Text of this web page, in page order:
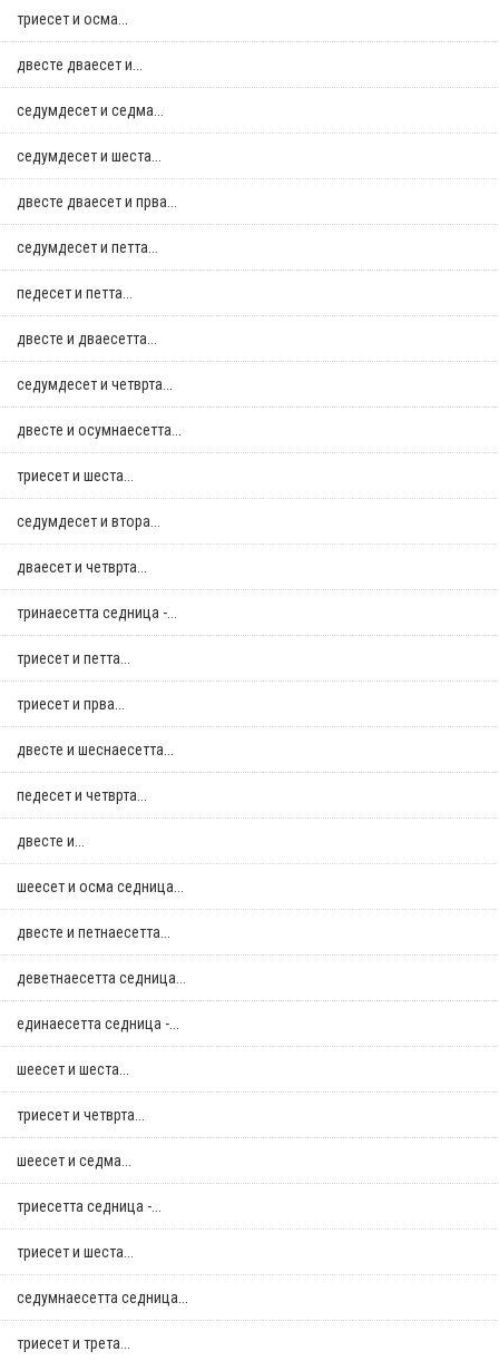
триесет и осма...
двестe дваесет и...
седумдесет и седма...
седумдесет и шеста...
двестe дваесет и прва...
седумдесет и петта...
педесет и петта...
двестe и дваесетта...
седумдесет и четврта...
двестe и осумнaесетта...
триесет и шеста...
седумдесет и втора...
дваесет и четврта...
тринаесетта седница -...
триесет и петта...
триесет и прва...
двестe и шеснаесетта...
педесет и четврта...
двестe и...
шеесет и осма седница...
двестe и петнаесетта...
деветнаесетта седница...
единаесетта седница -...
шеесет и шеста...
триесет и четврта...
шеесет и седма...
триесетта седница -...
триесет и шеста...
седумнаесетта седница...
триесет и трета...